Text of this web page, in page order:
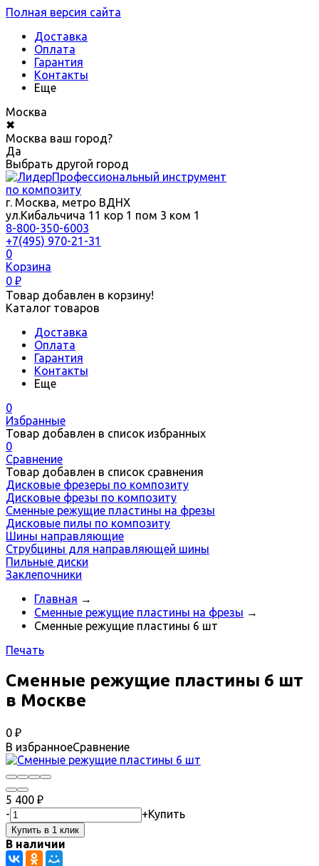
Полная версия сайта
Доставка
Оплата
Гарантия
Контакты
Еще
Москва
✖
Москва ваш город?
Да
Выбрать другой город
Профессиональный инструмент
по композиту
г. Москва, метро ВДНХ
ул.Кибальчича 11 кор 1 пом 3 ком 1
8-800-350-6003
+7(495) 970-21-31
0
Корзина
0 ₽
Товар добавлен в корзину!
Каталог товаров
Доставка
Оплата
Гарантия
Контакты
Еще
0
Избранные
Товар добавлен в список избранных
0
Сравнение
Товар добавлен в список сравнения
Дисковые фрезеры по композиту
Дисковые фрезы по композиту
Сменные режущие пластины на фрезы
Дисковые пилы по композиту
Шины направляющие
Струбцины для направляющей шины
Пильные диски
Заклепочники
Главная →
Сменные режущие пластины на фрезы →
Сменные режущие пластины 6 шт
Печать
Сменные режущие пластины 6 шт
в Москве
0 ₽
В избранноеСравнение
5 400 ₽
-
+Купить
В наличии